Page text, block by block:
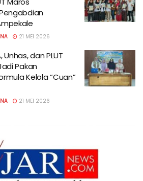
21 MEI 2026
Unhas, dan PLUT
Pakan
Kelola “Cuan”
21 MEI 2026